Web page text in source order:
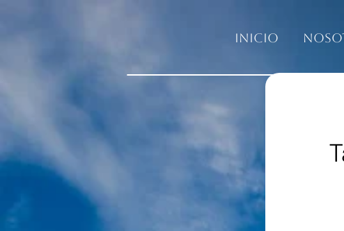
Inicio